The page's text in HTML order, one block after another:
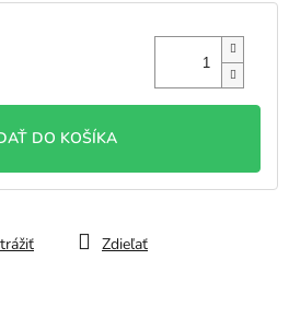
DO KOŠÍKA
Zdieľať